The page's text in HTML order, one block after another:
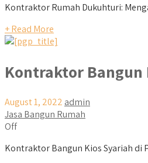
Kontraktor Rumah Dukuhturi:
+ Read More
Kontraktor Bangun
August 1, 2022 admin
Jasa Bangun Rumah
Off
Kontraktor Bangun Kios Syariah di